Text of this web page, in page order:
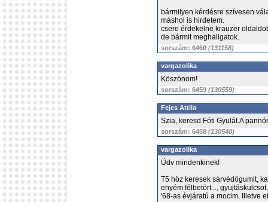
bármilyen kérdésre szívesen
máshol is hirdetem.
csere érdekelne krauzer
de bármit meghallgatok.
sorszám: 6460 (131158)
vargazolika
Köszönöm!
sorszám: 6459 (130559)
Fejes Attila
Szia, keresd Fóti Gyulát.A
sorszám: 6458 (130540)
vargazolika
Üdv mindenkinek!
T5 höz keresek sárvédőgumit,
enyém félbetört...,
'68-as évjáratú a mocim. Illetve